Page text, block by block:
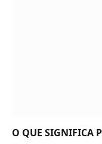
O QUE SIGNIFICA